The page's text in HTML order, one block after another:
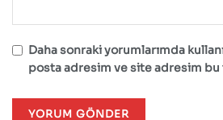
Daha sonraki yorumlarımda
posta adresim ve site adresim bu